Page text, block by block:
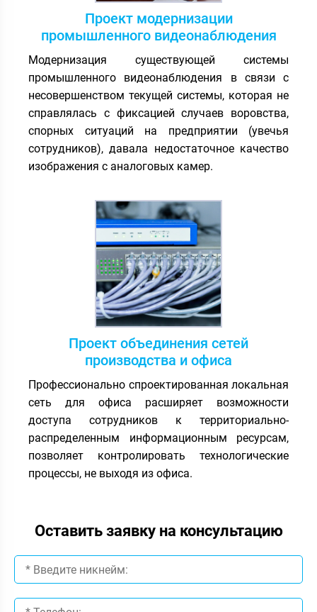
Проект модернизации
промышленного видеонаблюдения
Модернизация существующей системы
промышленного видеонаблюдения в связи с
несовершенством текущей системы, которая не
справлялась с фиксацией случаев воровства,
спорных ситуаций на предприятии (увечья
сотрудников), давала недостаточное качество
изображения с аналоговых камер.
Проект объединения сетей
производства и офиса
Профессионально спроектированная локальная
сеть для офиса расширяет возможности
доступа сотрудников к территориально-
распределенным информационным ресурсам,
позволяет контролировать технологические
процессы, не выходя из офиса.
Оставить заявку на консультацию